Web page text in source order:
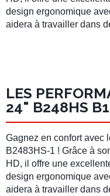
design ergonomique
aidera à travailler dans
LES
24" B248HS B1
Gagnez en confort avec
B2483HS-1 ! Grâce à
HD, il offre une
design ergonomique
aidera à travailler dans